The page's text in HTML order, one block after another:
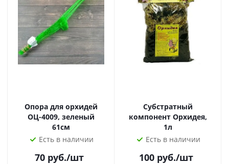
Опора для орхидей
ОЦ-4009, зеленый
61см
Есть в наличии
70 руб./шт
Субстратный
компонент Орхидея,
1л
Есть в наличии
100 руб./шт